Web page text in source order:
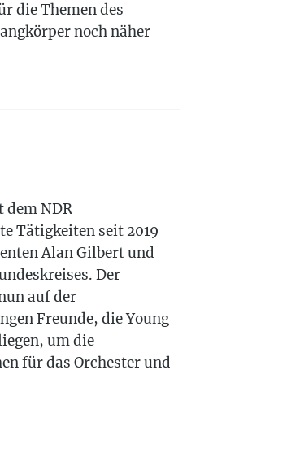
die Themen des
noch näher
NDR
Tätigkeiten seit 2019
Alan Gilbert und
Der
auf der
Freunde, die Young
um die
für das Orchester und